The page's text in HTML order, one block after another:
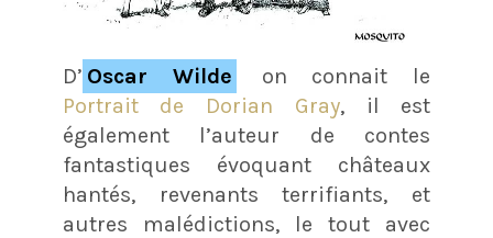
D’ Oscar Wilde
on connait le
Portrait de Dorian Gray, il est
également l’auteur de contes
fantastiques évoquant châteaux
hantés, revenants terrifiants, et
autres malédictions, le tout avec